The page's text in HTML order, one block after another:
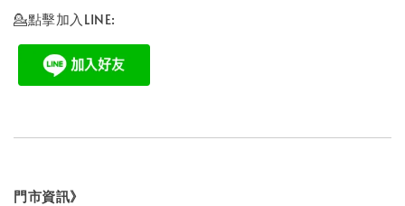
💁點擊加入LINE:
門市資訊》